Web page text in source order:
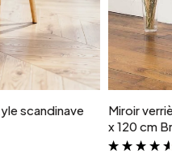
scandinave
Miroir
x 120 cm